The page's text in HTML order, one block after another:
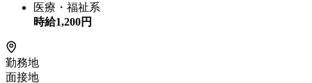
医療・福祉系
時給1,200円
勤務地
面接地